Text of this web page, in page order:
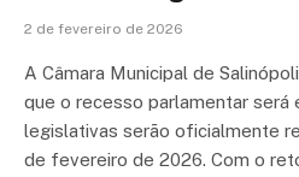
2 de fevereiro de 2026
A Câmara Municipal de
que o recesso parlamentar será
legislativas serão oficialmente
de fevereiro de 2026. Com o